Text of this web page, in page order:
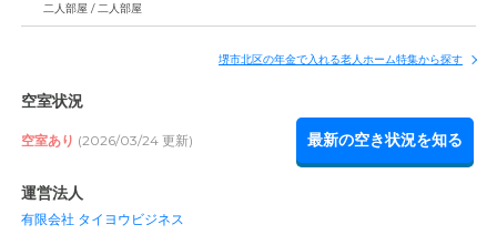
二人部屋 / 二人部屋
堺市北区の年金で入れる老人ホーム特集から探す
空室状況
空室あり (2026/03/24 更新) 最新の空き状況を知る
運営法人
有限会社 タイヨウビジネス